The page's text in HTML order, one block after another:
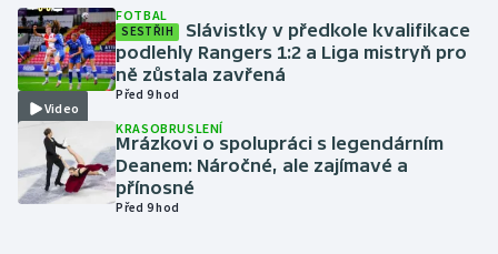
Motorsport
Olympijské hry
Parasport
Plavání
Video
FOTBAL
SESTŘIH
Slávistky v předkole kvalifikace
podlehly Rangers 1:2 a Liga mistryň pro
ně zůstala zavřená
Před 9 hod
KRASOBRUSLENÍ
Mrázkovi o spolupráci s legendárním
Deanem: Náročné, ale zajímavé a
přínosné
Před 9 hod